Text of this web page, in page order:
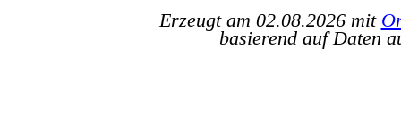
Erzeugt am 02.08.2026 mit
basierend auf Daten